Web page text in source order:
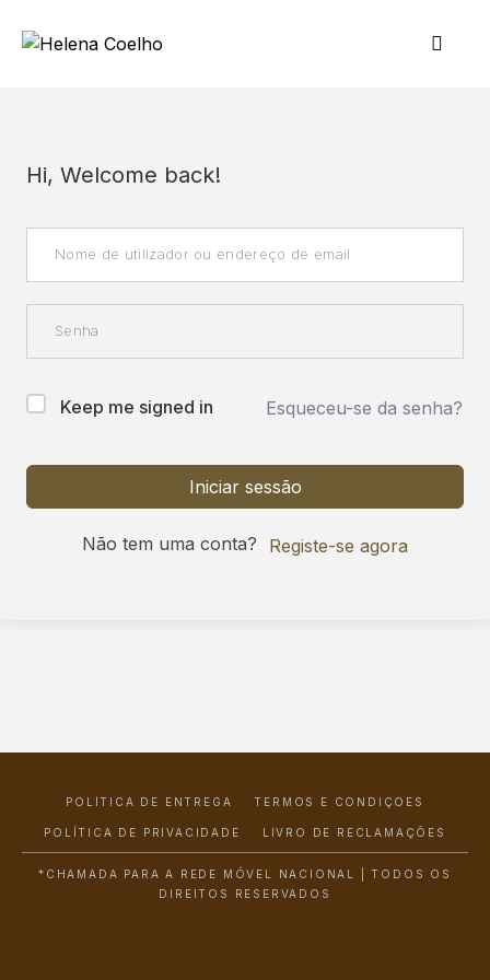
Hi, Welcome back!
Keep me signed in Esqueceu-se da senha?
Iniciar sessão
Não tem uma conta? Registe-se agora
POLÍTICA DE ENTREGA TERMOS E CONDIÇÕES
POLÍTICA DE PRIVACIDADE LIVRO DE RECLAMAÇÕES
*CHAMADA PARA A REDE MÓVEL NACIONAL | TODOS OS
DIREITOS RESERVADOS